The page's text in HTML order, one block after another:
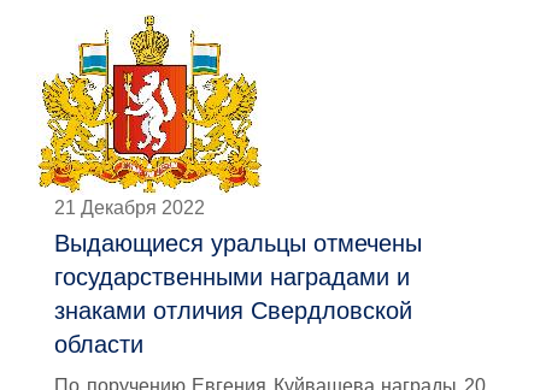
21 Декабря 2022
Выдающиеся уральцы отмечены
государственными наградами и
знаками отличия Свердловской
области
По поручению Евгения Куйвашева награды 20